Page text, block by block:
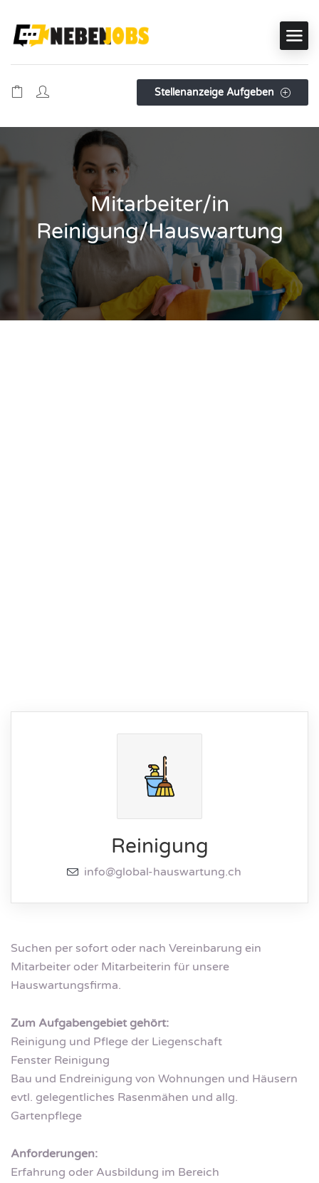
Stellenanzeige Aufgeben
Mitarbeiter/in
Reinigung/Hauswartung
Reinigung
info@global-hauswartung.ch
Suchen per sofort oder nach Vereinbarung ein
Mitarbeiter oder Mitarbeiterin für unsere
Hauswartungsfirma.
Zum Aufgabengebiet gehört:
Reinigung und Pflege der Liegenschaft
Fenster Reinigung
Bau und Endreinigung von Wohnungen und Häusern
evtl. gelegentliches Rasenmähen und allg.
Gartenpflege
Anforderungen:
Erfahrung oder Ausbildung im Bereich